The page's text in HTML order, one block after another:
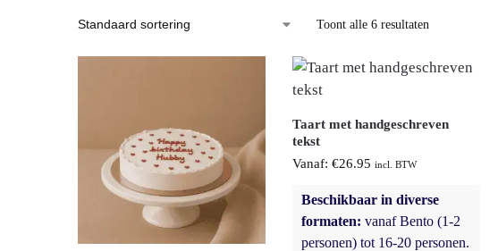
Toont alle 6 resultaten
Taart met handgeschreven
tekst
Vanaf: €26.95 incl. BTW
Beschikbaar in diverse
formaten: vanaf Bento (1-2
personen) tot 16-20 personen.